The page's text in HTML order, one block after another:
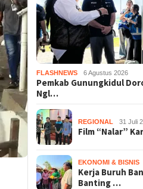
FLASHNEWS 6 Agustus 2026
Pemkab Gunungkidul
Ngl…
REGIONAL 31 Juli
Film “Nalar”
EKONOMI & BISNIS
Kerja Buruh
Banting …